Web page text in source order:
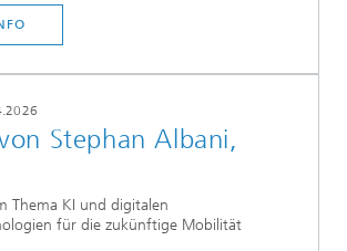
Stephan Albani,
Thema KI und digitalen
für die zukünftige Mobilität